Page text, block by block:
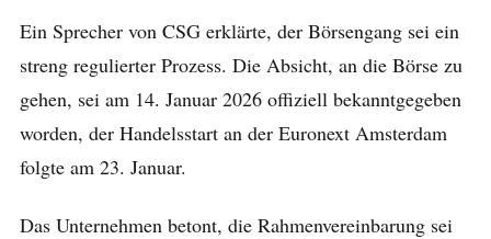
Ein Sprecher von CSG erklärte, der Börsengang sei ein
streng regulierter Prozess. Die Absicht, an die Börse zu
gehen, sei am 14. Januar 2026 offiziell bekanntgegeben
worden, der Handelsstart an der Euronext Amsterdam
folgte am 23. Januar.
Das Unternehmen betont, die Rahmenvereinbarung sei